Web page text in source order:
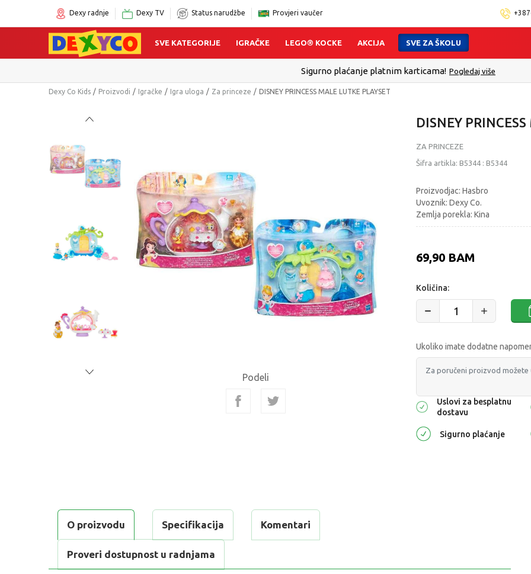
Dexy radnje Dexy TV Status narudžbe Provjeri vaučer
SVE KATEGORIJE IGRAČKE LEGO® KOCKE AKCIJA SVE ZA ŠKOLU
Sigurno plaćanje platnim karticama! Pogledaj više
Dexy Co Kids Proizvodi Igračke Igra uloga Za princeze DISNEY PRINCESS MALE LUTKE PLAYSET
Podeli
DISNEY
ZA PRINCEZE
Šifra artikla: B5344 : B5344
Proizvodjac: Hasbro
Uvoznik: Dexy Co.
Zemlja porekla: Kina
69,90 BAM
Količina:
Ukoliko imate dodatne
Uslovi za besplatnu
dostavu
Sigurno plaćanje
O proizvodu Specifikacija Komentari
Proveri dostupnost u radnjama